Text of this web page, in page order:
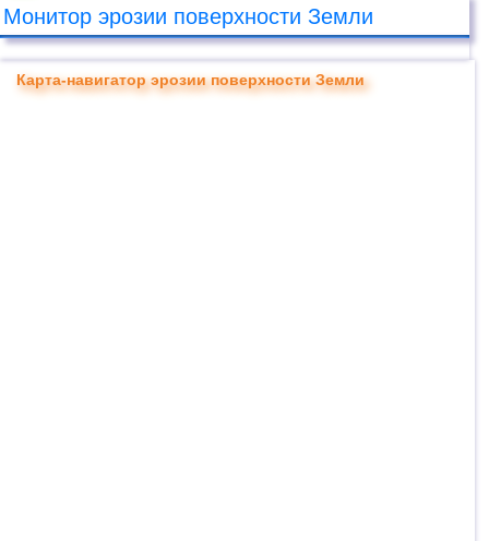
Монитор эрозии поверхности Земли
Карта-навигатор эрозии поверхности Земли